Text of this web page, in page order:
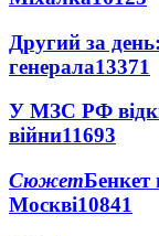
Другий за
генерала13371
У МЗС РФ
війни11693
СюжетБенкет
Москві10841